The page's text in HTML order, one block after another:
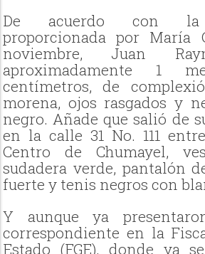
De acuerdo con la
proporcionada por María
noviembre, Juan
aproximadamente 1
centímetros, de
morena, ojos rasgados y
negro. Añade que salió de
en la calle 31 No. 111
Centro de Chumayel,
sudadera verde, pantalón
fuerte y tenis negros con
Y aunque ya
correspondiente en la
Estado (FGE), donde ya